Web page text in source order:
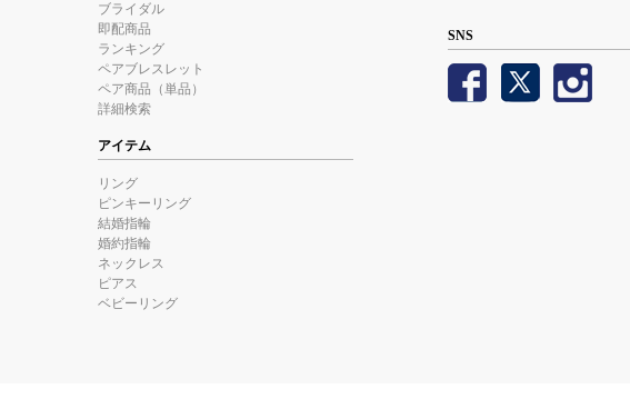
ブライダル
即配商品
ランキング
ペアブレスレット
ペア商品（単品）
詳細検索
アイテム
リング
ピンキーリング
結婚指輪
婚約指輪
ネックレス
ピアス
ベビーリング
SNS